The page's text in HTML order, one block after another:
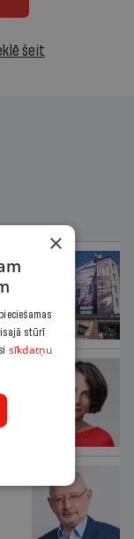
šeit
×
stūrī
sīkdatņu